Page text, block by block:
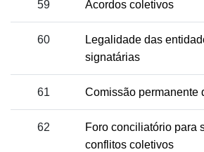
59 Acordos coletivos
60
Legalidade das
signatárias
61 Comissão permanente
62
Foro conciliatório para
conflitos coletivos